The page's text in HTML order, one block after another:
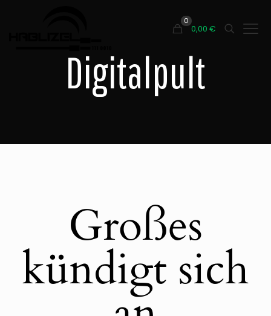
0
0,00 €
Digitalpult
Großes
kündigt sich